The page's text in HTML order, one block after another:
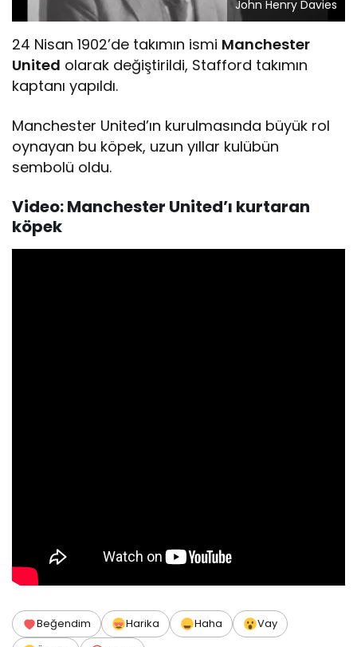
John Henry Davies
24 Nisan 1902’de takımın ismi Manchester
United olarak değiştirildi, Stafford takımın
kaptanı yapıldı.
Manchester United’ın kurulmasında büyük rol
oynayan bu köpek, uzun yıllar kulübün
sembolü oldu.
Video: Manchester United’ı kurtaran
köpek
Beğendim Harika Haha
Vay